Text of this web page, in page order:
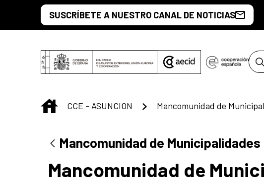
Saltar al contenido principal
SUSCRÍBETE A NUESTRO CANAL DE NOTICIAS
INICIO
CCE - ASUNCION Mancomunidad de
Mancomunidad de Municipalidades
Mancomunidad de